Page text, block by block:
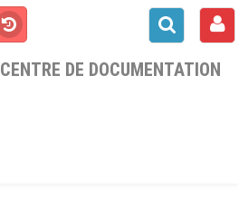
CENTRE DE DOCUMENTATION